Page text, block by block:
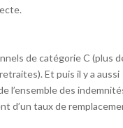
de catégorie C (plus
Et puis il y a aussi
l’ensemble des
d’un taux de